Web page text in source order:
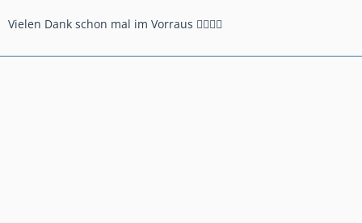
Vielen Dank schon mal im Vorraus 👍🏼👍🏼